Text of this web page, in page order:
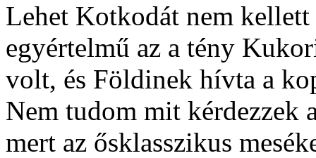
Lehet Kotkodát nem
egyértelmű az a tény
volt, és Földinek hívta a
Nem tudom mit kérdezzek
mert az ősklasszikus